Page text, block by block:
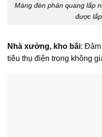
Máng đèn phản quang lắp
được
Nhà xưởng, kho bãi:
tiêu thụ điện trong không